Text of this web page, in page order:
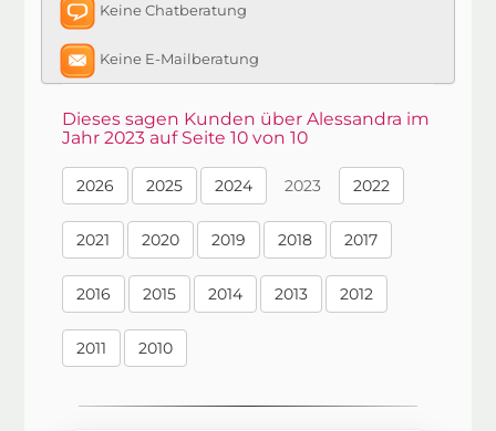
Keine Chatberatung
Keine E-Mailberatung
Dieses sagen Kunden über Alessandra im
Jahr 2023 auf Seite 10 von 10
2026 2025 2024 2023 2022
2021 2020 2019 2018 2017
2016 2015 2014 2013 2012
2011 2010